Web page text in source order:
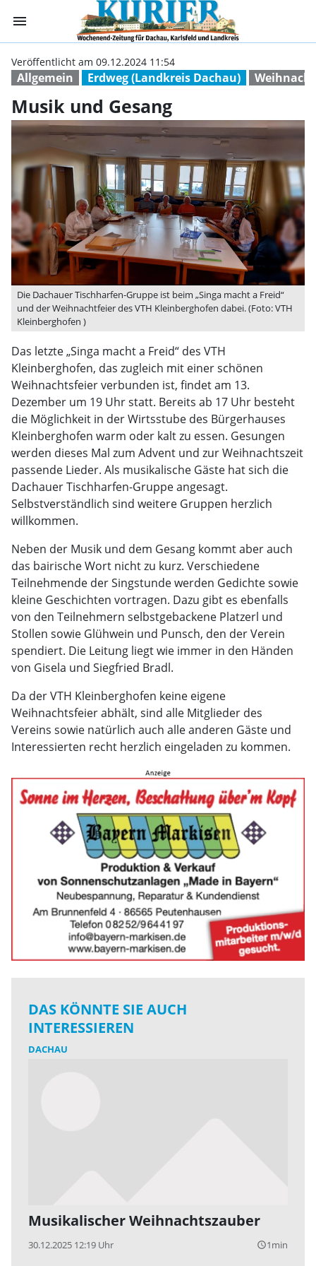
menu Musik und
Allgemein Erdweg (Landkreis Dachau)
Veröffentlicht am 09.12.2024 11:54
Musik und Gesang
Die Dachauer Tischharfen-Gruppe ist beim „Singa macht a Freid“
und der Weihnachtfeier des VTH Kleinberghofen dabei. (Foto: VTH
Kleinberghofen )
Das letzte „Singa macht a Freid“ des VTH
Kleinberghofen, das zugleich mit einer schönen
Weihnachtsfeier verbunden ist, findet am 13.
Dezember um 19 Uhr statt. Bereits ab 17 Uhr besteht
die Möglichkeit in der Wirtsstube des Bürgerhauses
Kleinberghofen warm oder kalt zu essen. Gesungen
werden dieses Mal zum Advent und zur Weihnachtszeit
passende Lieder. Als musikalische Gäste hat sich die
Dachauer Tischharfen-Gruppe angesagt.
Selbstverständlich sind weitere Gruppen herzlich
willkommen.
Neben der Musik und dem Gesang kommt aber auch
das bairische Wort nicht zu kurz. Verschiedene
Teilnehmende der Singstunde werden Gedichte sowie
kleine Geschichten vortragen. Dazu gibt es ebenfalls
von den Teilnehmern selbstgebackene Platzerl und
Stollen sowie Glühwein und Punsch, den der Verein
spendiert. Die Leitung liegt wie immer in den Händen
von Gisela und Siegfried Bradl.
Da der VTH Kleinberghofen keine eigene
Weihnachtsfeier abhält, sind alle Mitglieder des
Vereins sowie natürlich auch alle anderen Gäste und
Interessierten recht herzlich eingeladen zu kommen.
DAS KÖNNTE SIE AUCH
INTERESSIEREN
DACHAU
Musikalischer Weihnachtszauber
30.12.2025 12:19 Uhr query_builder1min